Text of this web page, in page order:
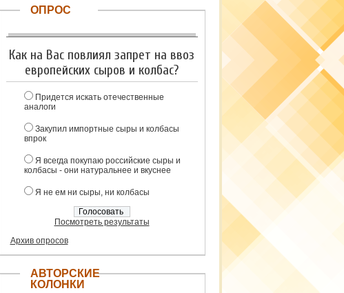
ОПРОС
Как на Вас повлиял запрет на ввоз
европейских сыров и колбас?
Придется искать отечественные
аналоги
Закупил импортные сыры и колбасы
впрок
Я всегда покупаю российские сыры и
колбасы - они натуральнее и вкуснее
Я не ем ни сыры, ни колбасы
Посмотреть результаты
Архив опросов
АВТОРСКИЕ
КОЛОНКИ